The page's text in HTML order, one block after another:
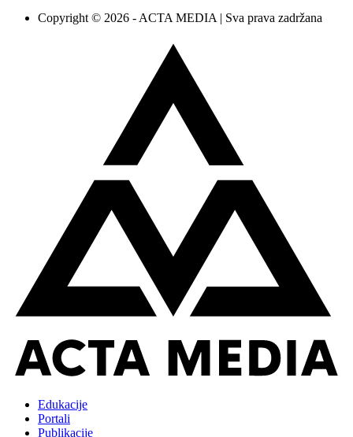
Copyright © 2026 - ACTA MEDIA | Sva prava zadržana
Edukacije
Portali
Publikacije